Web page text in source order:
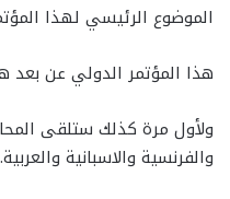
الموضوع الرئيسي لهذا
هذا المؤتمر الدولي عن بعد
ولأول مرة كذلك ستلقى
والفرنسية والاسبانية والعربية.